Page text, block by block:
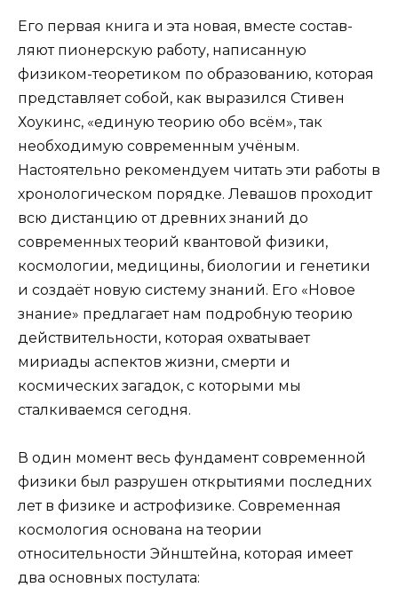
Его первая книга и эта новая, вместе состав­
ляют пионерскую работу, написанную
физиком-тео­ретиком по образованию, которая
представляет со­бой, как выразился Стивен
Хоукинс, «единую теорию обо всём», так
необходимую современным учёным.
Настоятельно рекомендуем читать эти работы в
хронологическом порядке. Левашов проходит
всю дистанцию от древних знаний до
современных теорий квантовой физики,
космологии, медицины, биологии и генетики
и созда­ёт новую систему знаний. Его «Новое
знание» пред­лагает нам подробную теорию
действительности, которая охватывает
мириады аспектов жизни, смерти и
космических загадок, с которыми мы
сталкиваемся сегодня.
В один момент весь фундамент современной
физики был разрушен открытиями последних
лет в физике и астрофизике. Современная
космология основана на теории
относительности Эйнштейна, которая имеет
два основных постулата: